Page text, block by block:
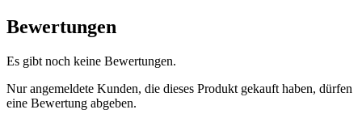
Bewertungen
Es gibt noch keine Bewertungen.
Nur angemeldete Kunden, die dieses Produkt gekauft haben, dürfen
eine Bewertung abgeben.